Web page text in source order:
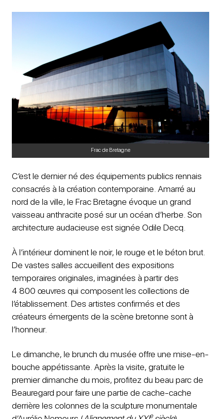
Frac de Bretagne
C’est le dernier né des équipements publics rennais
consacrés à la création contemporaine. Amarré au
nord de la ville, le Frac Bretagne évoque un grand
vaisseau anthracite posé sur un océan d’herbe. Son
architecture audacieuse est signée Odile Decq.
À l’intérieur dominent le noir, le rouge et le béton brut.
De vastes salles accueillent des expositions
temporaires originales, imaginées à partir des
4 800 œuvres qui composent les collections de
l’établissement. Des artistes confirmés et des
créateurs émergents de la scène bretonne sont à
l’honneur.
Le dimanche, le brunch du musée offre une mise-en-
bouche appétissante. Après la visite, gratuite le
premier dimanche du mois, profitez du beau parc de
Beauregard pour faire une partie de cache-cache
derrière les colonnes de la sculpture monumentale
e